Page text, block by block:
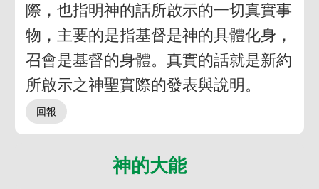
際，也指明神的話所啟示的一切真實事
物，主要的是指基督是神的具體化身，
召會是基督的身體。真實的話就是新約
所啟示之神聖實際的發表與說明。
神的大能